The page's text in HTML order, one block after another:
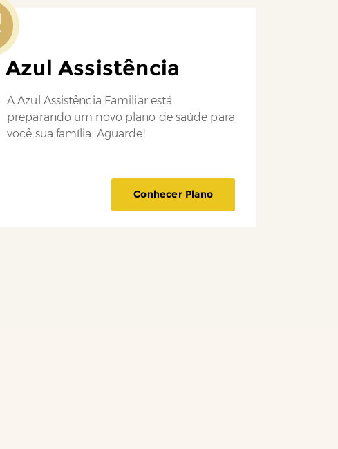
Azul Assistência
A Azul Assistência Familiar está
preparando um novo plano de saúde para
você sua família. Aguarde!
Conhecer Plano